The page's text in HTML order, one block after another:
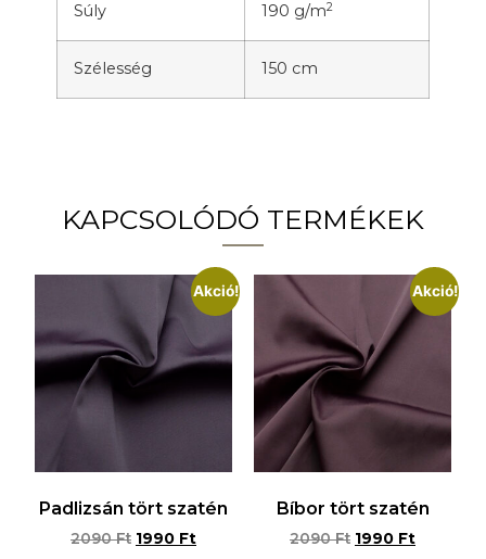
Súly 190 g/m2
Szélesség 150 cm
KAPCSOLÓDÓ TERMÉKEK
Akció!
Padlizsán tört szatén
2090Ft 1990 Ft
Akció!
Bíbor tört szatén
2090Ft 1990 Ft